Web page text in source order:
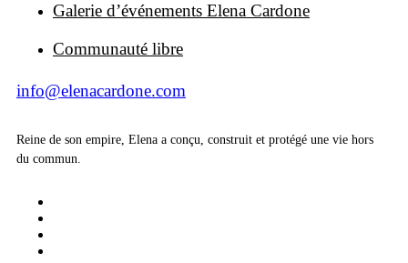
Galerie d’événements Elena Cardone
Communauté libre
info@elenacardone.com
Reine de son empire, Elena a conçu, construit et protégé une vie hors
du commun.